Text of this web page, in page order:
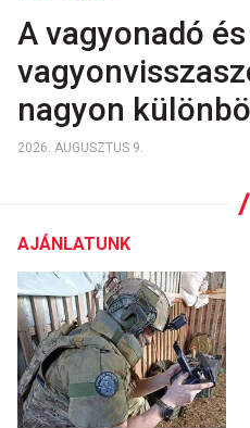
A vagyonadó
nagyon
2026. AUGUSZTUS 9.
AJÁNLATUNK